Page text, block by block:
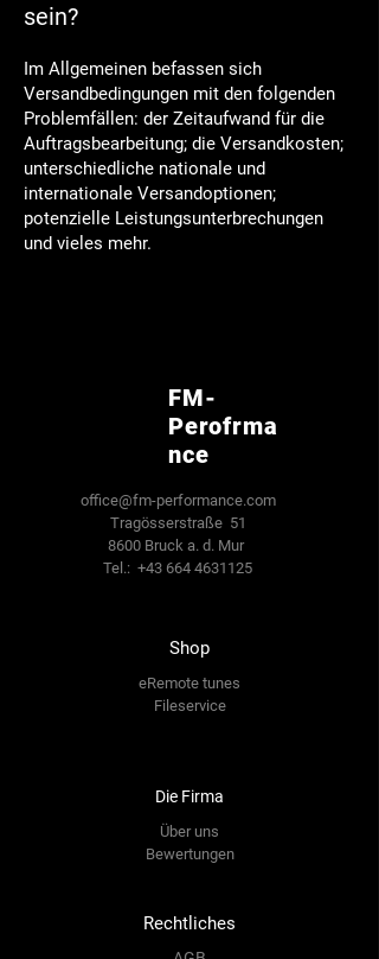
sein?
Im Allgemeinen befassen sich
Versandbedingungen mit den folgenden
Problemfällen: der Zeitaufwand für die
Auftragsbearbeitung; die Versandkosten;
unterschiedliche nationale und
internationale Versandoptionen;
potenzielle Leistungsunterbrechungen
und vieles mehr.
FM-
Perofrma
nce
office@fm-performance.com
Tragösserstraße 51
8600 Bruck a. d. Mur
Tel.: +43 664 4631125
Shop
eRemote tunes
Fileservice
Die Firma
Über uns
Bewertungen
Rechtliches